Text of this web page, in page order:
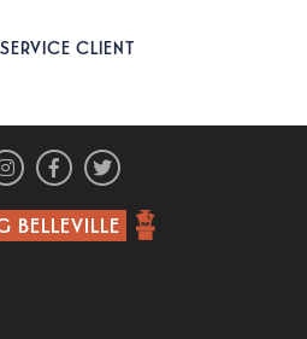
SERVICE CLIENT
BELLEVILLE